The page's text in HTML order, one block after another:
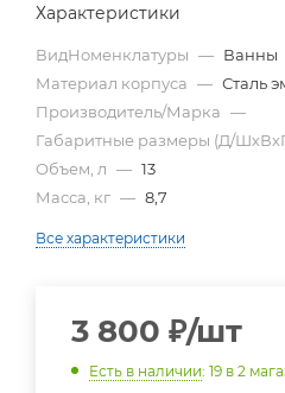
Характеристики
ВидНоменклатуры — Ванны
Материал корпуса — Сталь
Производитель/Марка —
Габаритные размеры (Д/
Объем, л — 13
Масса, кг — 8,7
Все характеристики
3 800 ₽/шт
Есть в наличии: 19 в 2